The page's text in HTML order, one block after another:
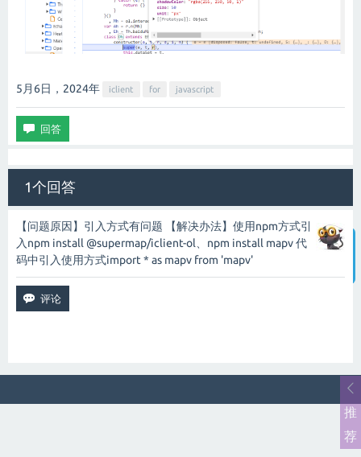
5月6日，2024年 iclient for javascript
1个回答
【问题原因】引入方式有问题 【解决办法】使用npm方式引
入npm install @supermap/iclient-ol、npm install mapv 代
码中引入使用方式import * as mapv from 'mapv'